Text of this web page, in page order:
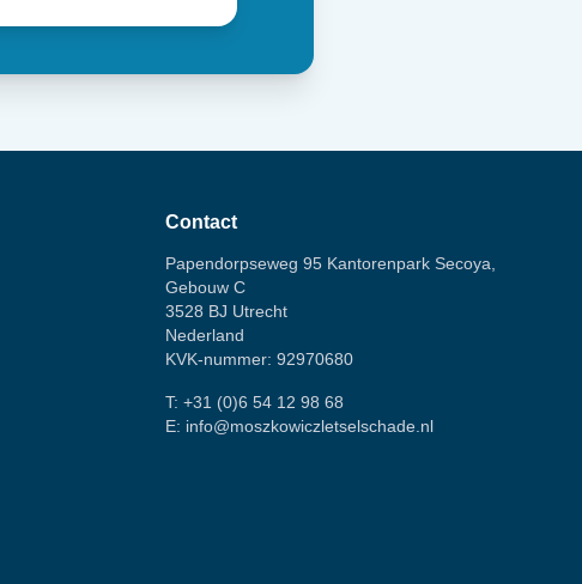
Contact
Papendorpseweg 95 Kantorenpark Secoya,
Gebouw C
3528 BJ Utrecht
Nederland
KVK-nummer: 92970680
T: +31 (0)6 54 12 98 68
E: info@moszkowiczletselschade.nl